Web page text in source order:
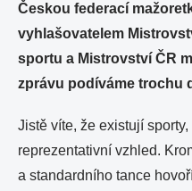
Českou federací
vyhlašovatelem
sportu a Mistrovství ČR
zprávu podíváme trochu
Jistě víte, že existují
reprezentativní vzhled.
a standardního tance